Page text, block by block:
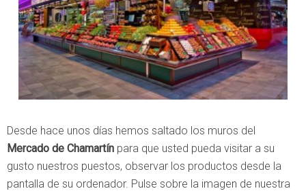
Desde hace unos días hemos saltado los muros del
Mercado de Chamartín para que usted pueda visitar a su
gusto nuestros puestos, observar los productos desde la
pantalla de su ordenador. Pulse sobre la imagen de nuestra